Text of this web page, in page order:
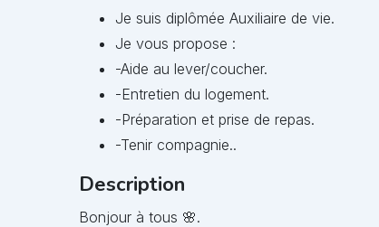
Je suis diplômée Auxiliaire de vie.
Je vous propose :
-Aide au lever/coucher.
-Entretien du logement.
-Préparation et prise de repas.
-Tenir compagnie..
Description
Bonjour à tous 🌸.